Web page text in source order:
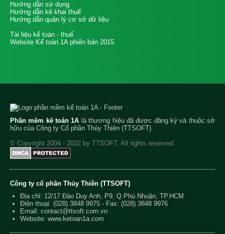
Hướng dẫn sử dụng
Hướng dẫn kê khai thuế
Hướng dẫn quản lý cơ sở dữ liệu
Tài liệu kế toán - thuế
Website Kế toán 1A phiên bản 2015
Phần mềm kế toán 1A là thương hiệu đã được đăng ký và thuộc sở
hữu của Công ty Cổ phần Thủy Thiên (TTSOFT)
© Copyright 2004 - 2022 by TTSOFT. All rights reserved.
Công ty cổ phần Thủy Thiên (TTSOFT)
Địa chỉ: 12/17 Đào Duy Anh, P9, Q.Phú Nhuận, TP.HCM
Điện thoại: (028) 3848 9975 - Fax: (028) 3848 9976
Email: contact@ttsoft.com.vn
Website: www.ketoan1a.com